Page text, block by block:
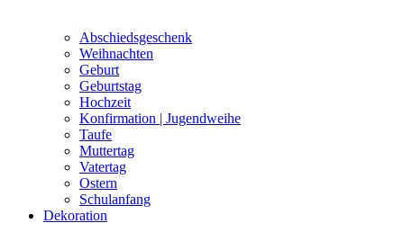
Abschiedsgeschenk
Weihnachten
Geburt
Geburtstag
Hochzeit
Konfirmation | Jugendweihe
Taufe
Muttertag
Vatertag
Ostern
Schulanfang
Dekoration